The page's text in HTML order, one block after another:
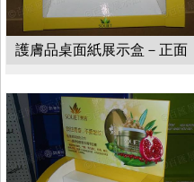
護膚品桌面紙展示盒－正面